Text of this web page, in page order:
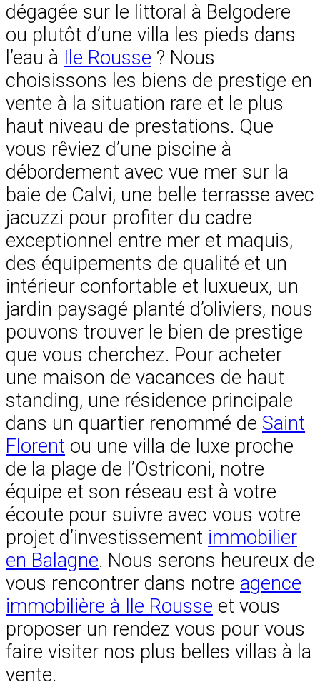
dégagée sur le littoral à Belgodere
ou plutôt d’une villa les pieds dans
l’eau à Ile Rousse ? Nous
choisissons les biens de prestige en
vente à la situation rare et le plus
haut niveau de prestations. Que
vous rêviez d’une piscine à
débordement avec vue mer sur la
baie de Calvi, une belle terrasse avec
jacuzzi pour profiter du cadre
exceptionnel entre mer et maquis,
des équipements de qualité et un
intérieur confortable et luxueux, un
jardin paysagé planté d’oliviers, nous
pouvons trouver le bien de prestige
que vous cherchez. Pour acheter
une maison de vacances de haut
standing, une résidence principale
dans un quartier renommé de Saint
Florent ou une villa de luxe proche
de la plage de l’Ostriconi, notre
équipe et son réseau est à votre
écoute pour suivre avec vous votre
projet d’investissement immobilier
en Balagne. Nous serons heureux de
vous rencontrer dans notre agence
immobilière à Ile Rousse et vous
proposer un rendez vous pour vous
faire visiter nos plus belles villas à la
vente.